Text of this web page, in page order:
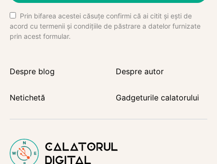
Prin bifarea acestei căsuțe confirmi că ai citit și ești de
acord cu termenii și condițiile de păstrare a datelor furnizate
prin acest formular.
Despre blog Despre autor
Netichetă Gadgeturile calatorului